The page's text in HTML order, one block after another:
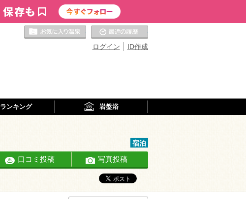
ID作成
ログイン
お気に入りの温泉
ランキング 岩盤浴
宿泊
口コミ投稿 写真投稿